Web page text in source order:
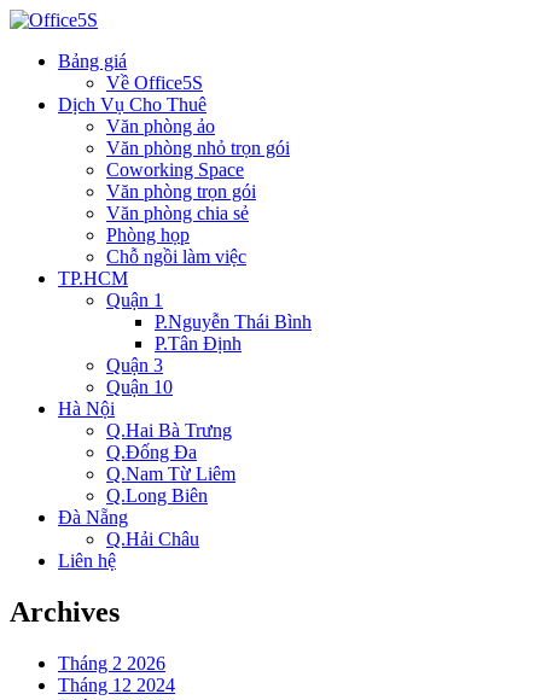
Bảng giá
Về Office5S
Dịch Vụ Cho Thuê
Văn phòng ảo
Văn phòng nhỏ trọn gói
Coworking Space
Văn phòng trọn gói
Văn phòng chia sẻ
Phòng họp
Chỗ ngồi làm việc
TP.HCM
Quận 1
P.Nguyễn Thái Bình
P.Tân Định
Quận 3
Quận 10
Hà Nội
Q.Hai Bà Trưng
Q.Đống Đa
Q.Nam Từ Liêm
Q.Long Biên
Đà Nẵng
Q.Hải Châu
Liên hệ
Archives
Tháng 2 2026
Tháng 12 2024